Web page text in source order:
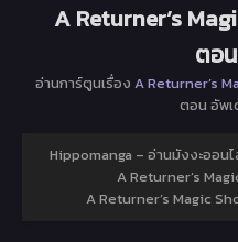
A Returner’s
ตอ
อ่านการ์ตูนเรื่อง A Returner’s
ตอน อัพ
Hippomanga – อ่านมังงะออน
A Returner’s
A Returner’s Magic